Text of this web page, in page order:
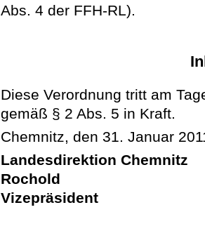
Abs. 4 der FFH-RL).
Diese Verordnung tritt am
gemäß § 2 Abs. 5 in Kraft.
Chemnitz, den 31. Januar
Landesdirektion Chemnitz
Rochold
Vizepräsident